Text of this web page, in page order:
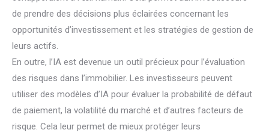
de prendre des décisions plus éclairées concernant les
opportunités d’investissement et les stratégies de gestion de
leurs actifs.
En outre, l’IA est devenue un outil précieux pour l’évaluation
des risques dans l’immobilier. Les investisseurs peuvent
utiliser des modèles d’IA pour évaluer la probabilité de défaut
de paiement, la volatilité du marché et d’autres facteurs de
risque. Cela leur permet de mieux protéger leurs